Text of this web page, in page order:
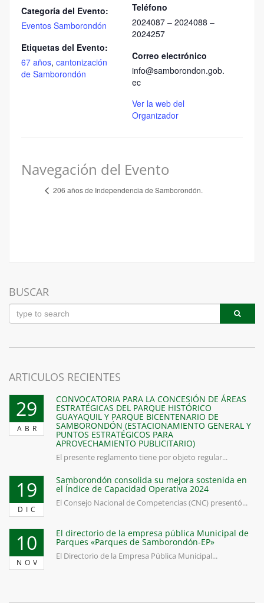
Categoría del Evento:
Eventos Samborondón
Etiquetas del Evento:
67 años, cantonización
de Samborondón
Teléfono
2024087 – 2024088 –
2024257
Correo electrónico
info@samborondon.gob.
ec
Ver la web del
Organizador
Navegación del Evento
206 años de Independencia de Samborondón.
BUSCAR
ARTICULOS RECIENTES
29
ABR
CONVOCATORIA PARA LA CONCESIÓN DE ÁREAS
ESTRATÉGICAS DEL PARQUE HISTÓRICO
GUAYAQUIL Y PARQUE BICENTENARIO DE
SAMBORONDÓN (ESTACIONAMIENTO GENERAL Y
PUNTOS ESTRATÉGICOS PARA
APROVECHAMIENTO PUBLICITARIO)
El presente reglamento tiene por objeto regular...
19
DIC
Samborondón consolida su mejora sostenida en
el Índice de Capacidad Operativa 2024
El Consejo Nacional de Competencias (CNC) presentó...
10
NOV
El directorio de la empresa pública Municipal de
Parques «Parques de Samborondón-EP»
El Directorio de la Empresa Pública Municipal...